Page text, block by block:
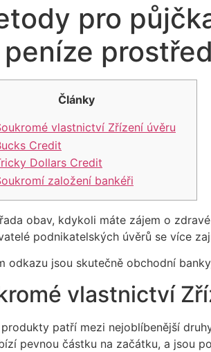
pro
peníze
Články
vlastnictví Zřízení úvěru
Credit
Dollars Credit
založení bankéři
obav, kdykoli máte zájem o
podnikatelských úvěrů se více
odkazu jsou skutečně obchodní
vlastnictví
produkty patří mezi nejoblíbenější
pevnou částku na začátku, a jsou